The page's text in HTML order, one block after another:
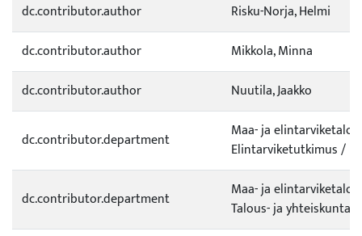
dc.contributor.author
Risku-Norja, Helmi
dc.contributor.author
Mikkola, Minna
dc.contributor.author
Nuutila, Jaakko
dc.contributor.department
Maa- ja
Elintarviketutkimus /
dc.contributor.department
Maa- ja
Talous- ja